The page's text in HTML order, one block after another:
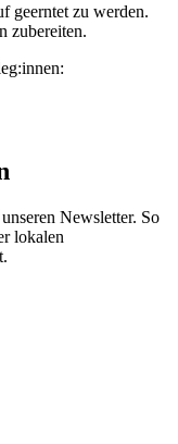
geerntet zu werden.
zubereiten.
Newsletter. So
lokalen